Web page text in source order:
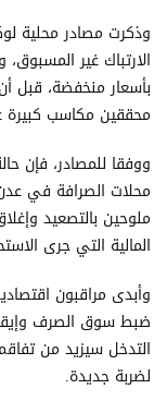
وذكرت مصادر محلية
الارتباك غير
بأسعار منخفضة، قبل
محققين مكاسب
ووفقا للمصادر، فإن
محلات الصرافة في
ملوحين بالتصعيد
المالية التي جرى
وأبدى مراقبون
ضبط سوق الصرف
التدخل سيزيد من
لضربة جديدة.